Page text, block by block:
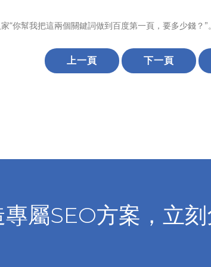
“你幫我把這兩個關鍵詞做到百度第一頁，要多少錢？
上一頁 下一頁
屬SEO方案，立刻